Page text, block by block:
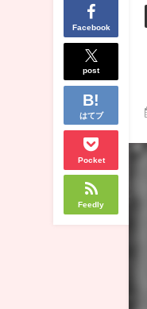
Facebook
post
はてブ
Pocket
Feedly